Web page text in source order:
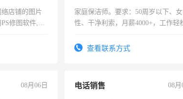
店铺的图片
修图软件,工
家庭保洁师。要求：50周岁以下、女
性、干净利索，月薪4000+，工作轻
太太等。查看联系方式
08月06日 电话销售 08月